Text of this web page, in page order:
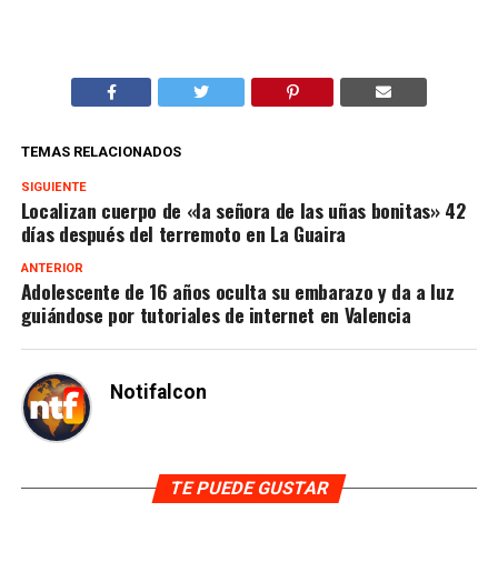
TEMAS RELACIONADOS
SIGUIENTE
Localizan cuerpo de «la señora de las uñas bonitas» 42
días después del terremoto en La Guaira
ANTERIOR
Adolescente de 16 años oculta su embarazo y da a luz
guiándose por tutoriales de internet en Valencia
Notifalcon
TE PUEDE GUSTAR